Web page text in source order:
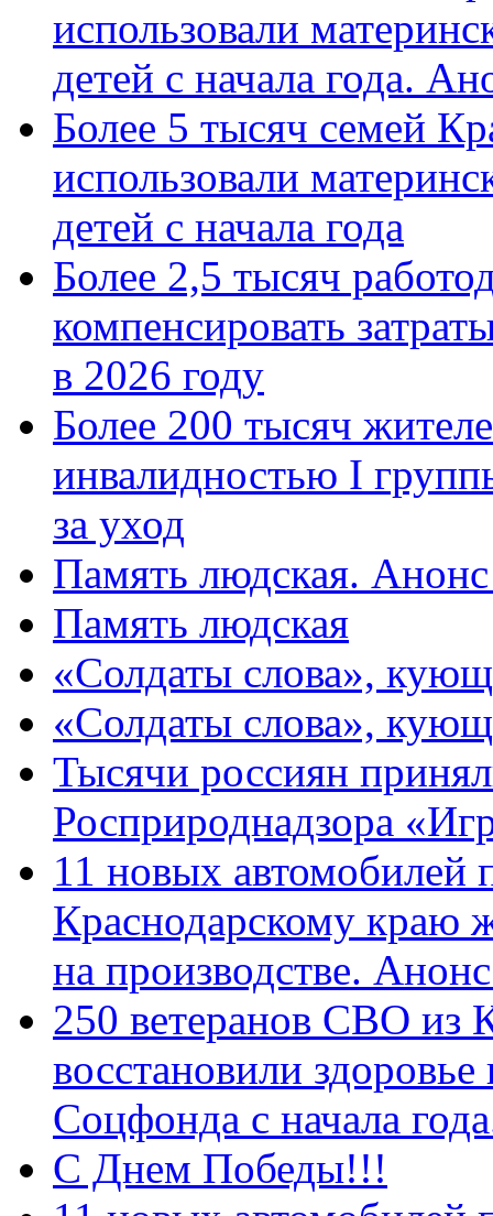
использовали
детей с начала года.
Более 5 тысяч семей
использовали
детей с начала года
Более 2,5 тысяч
компенсировать
в 2026 году
Более 200 тысяч
инвалидностью I
за уход
Память людская.
Память людская
«Солдаты слова»,
«Солдаты слова»,
Тысячи россиян
Росприроднадзора
11 новых автомобилей
Краснодарскому краю
на производстве.
250 ветеранов СВО из
восстановили
Соцфонда с начала
С Днем Победы!!!